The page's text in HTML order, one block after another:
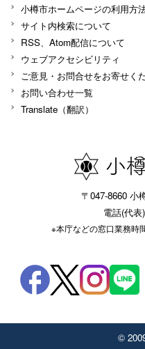
小樽市ホームページの利用方
サイト内検索について
RSS、Atom配信について
ウェブアクセシビリティ
ご意見・お問合せをお寄せく
お問い合わせ一覧
Translate（翻訳）
〒047-8660 小
電話(代表
※本庁などの窓口業務時
©